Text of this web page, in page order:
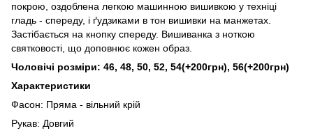
покрою, оздоблена легкою машинною вишивкою у техніці
гладь - спереду, і ґудзиками в тон вишивки на манжетах.
Застібається на кнопку спереду. Вишиванка з ноткою
святковості, що доповнює кожен образ.
Чоловічі розміри: 46, 48, 50, 52, 54(+200грн), 56(+200грн)
Характеристики
Фасон: Пряма - вільний крій
Рукав: Довгий